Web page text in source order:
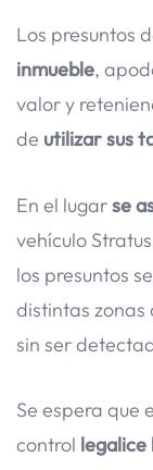
Los presuntos
inmueble,
valor y
de utilizar sus
En el lugarse
vehículo
los presuntos
distintas zonas
sin ser
Se espera que
control legalice